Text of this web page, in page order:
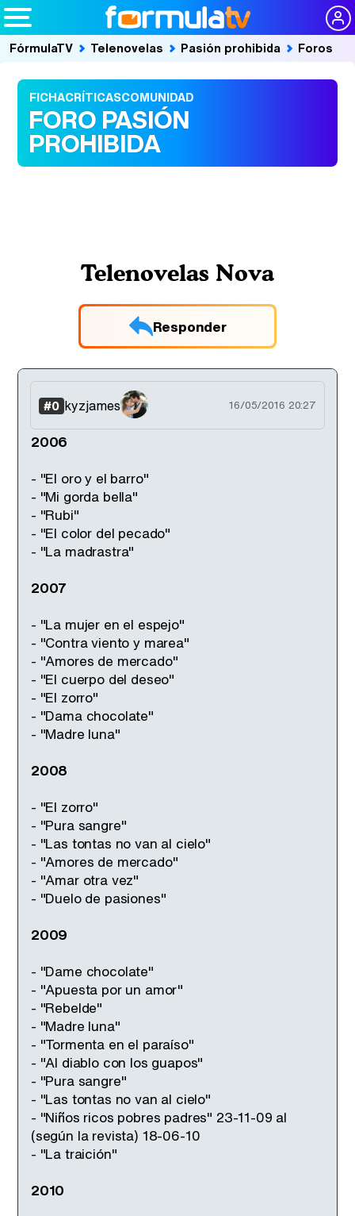
FórmulaTV Telenovelas Pasión prohibida Foros
FICHACRÍTICASCOMUNIDAD
FORO PASIÓN
PROHIBIDA
Telenovelas Nova
Responder
#0 kyzjames 16/05/2016 20:27
2006
- "El oro y el barro"
- "Mi gorda bella"
- "Rubi"
- "El color del pecado"
- "La madrastra"
2007
- "La mujer en el espejo"
- "Contra viento y marea"
- "Amores de mercado"
- "El cuerpo del deseo"
- "El zorro"
- "Dama chocolate"
- "Madre luna"
2008
- "El zorro"
- "Pura sangre"
- "Las tontas no van al cielo"
- "Amores de mercado"
- "Amar otra vez"
- "Duelo de pasiones"
2009
- "Dame chocolate"
- "Apuesta por un amor"
- "Rebelde"
- "Madre luna"
- "Tormenta en el paraíso"
- "Al diablo con los guapos"
- "Pura sangre"
- "Las tontas no van al cielo"
- "Niños ricos pobres padres" 23-11-09 al
(según la revista) 18-06-10
- "La traición"
2010